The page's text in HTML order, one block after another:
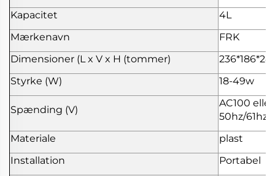
Kapacitet
4L
Mærkenavn
FRK
Dimensioner (L x V x H (tommer)
Styrke (W)
18-49w
Spænding (V)
AC100
50hz/61hz
Materiale
plast
Installation
Portabel